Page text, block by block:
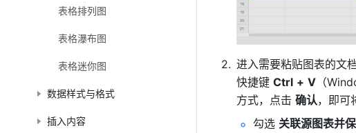
表格排列图
表格瀑布图
表格迷你图
数据样式与格式
插入内容
进入需要粘贴图表的文
快捷键 Ctrl + V （
方式，点击 确认，即可
勾选 关联源图表并